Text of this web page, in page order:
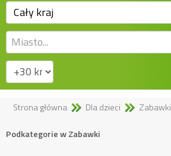
Strona główna Dla dzieci Zabawki
Podkategorie w Zabawki